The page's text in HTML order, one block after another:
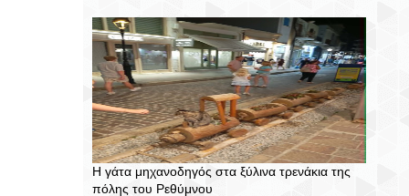
Η γάτα μηχανοδηγός στα ξύλινα τρενάκια της
πόλης του Ρεθύμνου